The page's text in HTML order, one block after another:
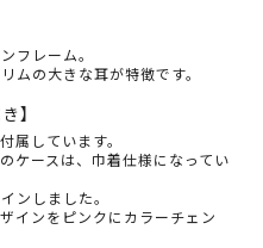
フレーム。
ムの大きな耳が特徴です。
】
属しています。
ケースは、巾着仕様になってい
ンしました。
インをピンクにカラーチェン